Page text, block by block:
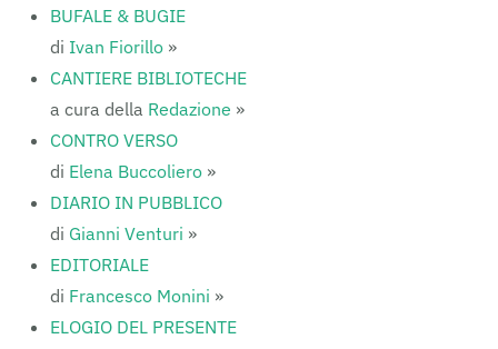
BUFALE & BUGIE
di Ivan Fiorillo »
CANTIERE BIBLIOTECHE
a cura della Redazione »
CONTRO VERSO
di Elena Buccoliero »
DIARIO IN PUBBLICO
di Gianni Venturi »
EDITORIALE
di Francesco Monini »
ELOGIO DEL PRESENTE